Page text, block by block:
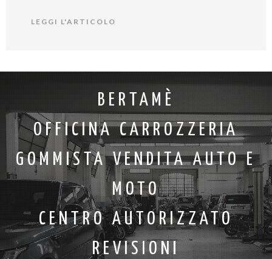
LEGGI L'ARTICOLO
BERTAMÈ
OFFICINA CARROZZERIA
GOMMISTA VENDITA AUTO E
MOTO
CENTRO AUTORIZZATO
REVISIONI